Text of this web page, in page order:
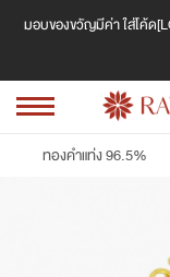
มอบของขวัญมีค่า ใส่โค้ด
ทองคำแท่ง 96.5%